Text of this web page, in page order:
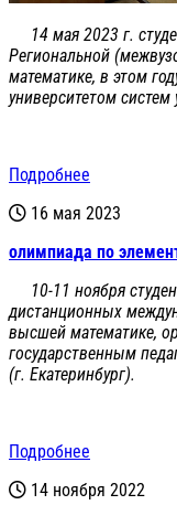
14 мая 2023 г.
Региональной
математике, в этом
университетом
Подробнее
16 мая 2023
олимпиада по
10-11 ноября
дистанционных
высшей математике,
государственным
(г. Екатеринбург).
Подробнее
14 ноября 2022